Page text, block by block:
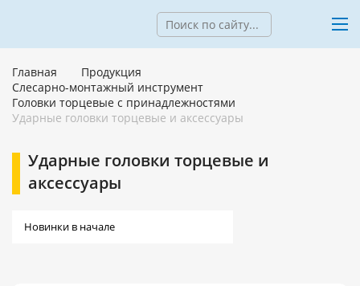
Главная
Продукция
Слесарно-монтажный инструмент
Головки торцевые с принадлежностями
Ударные головки торцевые и аксессуары
Ударные головки торцевые и
аксессуары